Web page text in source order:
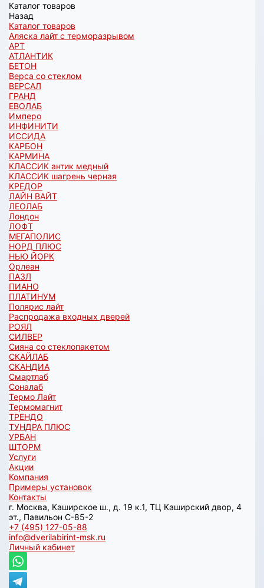
Каталог товаров
Назад
Каталог товаров
Аляска лайт с терморазрывом
АРТ
АТЛАНТИК
БЕТОН
Верса со стеклом
ВЕРСАЛ
ГРАНД
ЕВОЛАБ
Имперо
ИНФИНИТИ
ИССИДА
КАРБОН
КАРМИНА
КЛАССИК антик медный
КЛАССИК шагрень черная
КРЕДОР
ЛАЙН ВАЙТ
ЛЕОЛАБ
Лондон
ЛОФТ
МЕГАПОЛИС
НОРД ПЛЮС
НЬЮ ЙОРК
Орлеан
ПАЗЛ
ПИАНО
ПЛАТИНУМ
Полярис лайт
Распродажа входных дверей
РОЯЛ
СИЛВЕР
Сияна со стеклопакетом
СКАЙЛАБ
СКАНДИA
Смартлаб
Соналаб
Термо Лайт
Термомагнит
ТРЕНДО
ТУНДРА ПЛЮС
УРБАН
ШТОРМ
Услуги
Акции
Компания
Примеры установок
Контакты
г. Москва, Каширское ш., д. 19 к.1, ТЦ Каширский двор, 4
эт., Павильон C-85-2
+7 (495) 127-05-88‬
info@dverilabirint-msk.ru
Личный кабинет